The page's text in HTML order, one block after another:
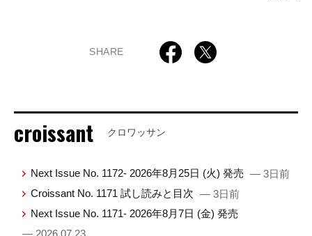
SHARE
croissant クロワッサン
Next Issue No. 1172- 2026年8月25日 (火) 発売 — 3日前
Croissant No. 1171 試し読みと目次 — 3日前
Next Issue No. 1171- 2026年8月7日 (金) 発売